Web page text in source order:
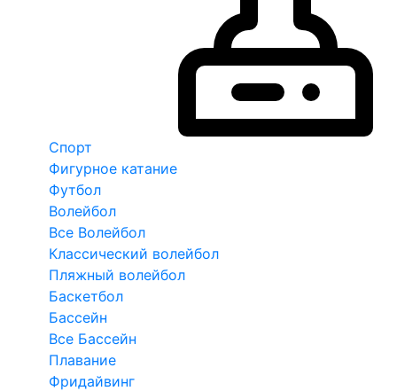
Спорт
Фигурное катание
Футбол
Волейбол
Все Волейбол
Классический волейбол
Пляжный волейбол
Баскетбол
Бассейн
Все Бассейн
Плавание
Фридайвинг